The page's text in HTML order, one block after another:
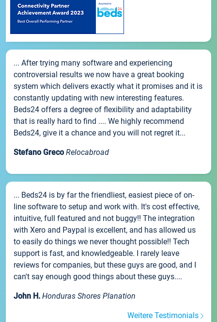
... After trying many software and experiencing
controversial results we now have a great booking
system which delivers exactly what it promises and it is
constantly updating with new interesting features.
Beds24 offers a degree of flexibility and adaptability
that is really hard to find .... We highly recommend
Beds24, give it a chance and you will not regret it...
Stefano Greco Relocabroad
... Beds24 is by far the friendliest, easiest piece of on-
line software to setup and work with. It's cost effective,
intuitive, full featured and not buggy!! The integration
with Xero and Paypal is excellent, and has allowed us
to easily do things we never thought possible!! Tech
support is fast, and knowledgeable. I rarely leave
reviews for companies, but these guys are good, and I
can't say enough good things about these guys....
John H. Honduras Shores Planation
Weitere Testimonials